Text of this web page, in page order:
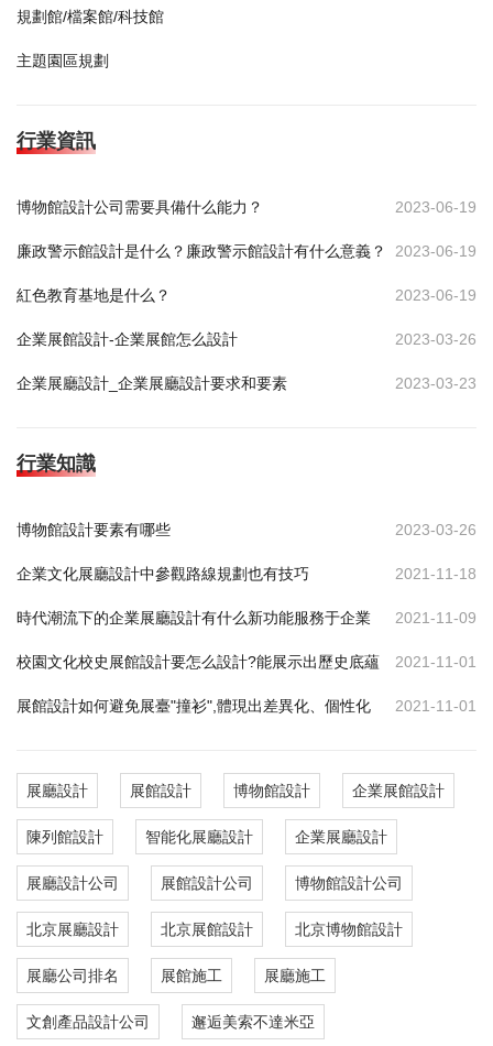
規劃館/檔案館/科技館
主題園區規劃
行業資訊
博物館設計公司需要具備什么能力？ 2023-06-19
廉政警示館設計是什么？廉政警示館設計有什么意義？ 2023-06-19
紅色教育基地是什么？ 2023-06-19
企業展館設計-企業展館怎么設計 2023-03-26
企業展廳設計_企業展廳設計要求和要素 2023-03-23
行業知識
博物館設計要素有哪些 2023-03-26
企業文化展廳設計中參觀路線規劃也有技巧 2021-11-18
時代潮流下的企業展廳設計有什么新功能服務于企業 2021-11-09
校園文化校史展館設計要怎么設計?能展示出歷史底蘊 2021-11-01
展館設計如何避免展臺"撞衫",體現出差異化、個性化 2021-11-01
展廳設計 展館設計 博物館設計 企業展館設計
陳列館設計 智能化展廳設計 企業展廳設計
展廳設計公司 展館設計公司 博物館設計公司
北京展廳設計 北京展館設計 北京博物館設計
展廳公司排名 展館施工 展廳施工
文創產品設計公司 邂逅美索不達米亞